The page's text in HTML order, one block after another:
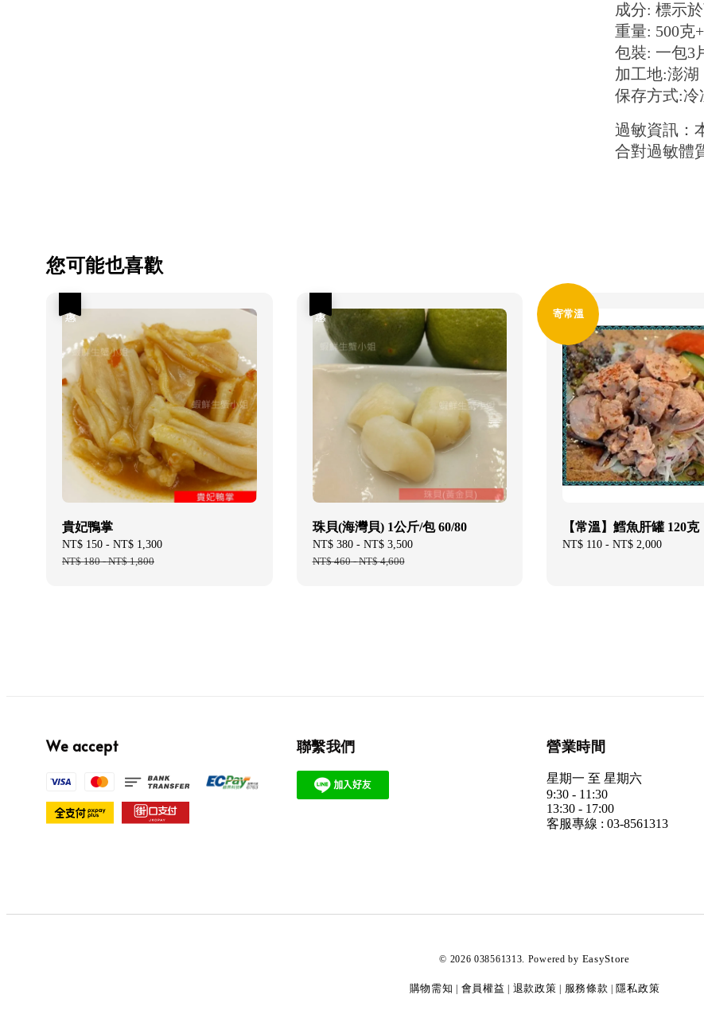
成分: 標示
重量: 500克
包裝: 一包3
加工地:澎湖
保存方式:冷
過敏資訊：
合對過敏體
您可能也喜歡
貴妃鴨掌
Sale
price
NT$ 150 - NT$ 1,300
NT$ 180-NT$ 1,800
珠貝(海灣貝) 1公斤/包 60/80
Sale
price
NT$ 380- NT$ 3,500
NT$ 460-NT$ 4,600
寄常溫
【常溫】鱈魚肝罐 120克
Regular
NT$ 110 - NT$ 2,000
We accept 聯繫我們 營業時間
星期一 至 星期六
9:30 - 11:30
13:30 - 17:00
客服專線 : 03-8561313
© 2026 038561313. Powered by EasyStore
購物需知 會員權益 退款政策 服務條款 隱私政策